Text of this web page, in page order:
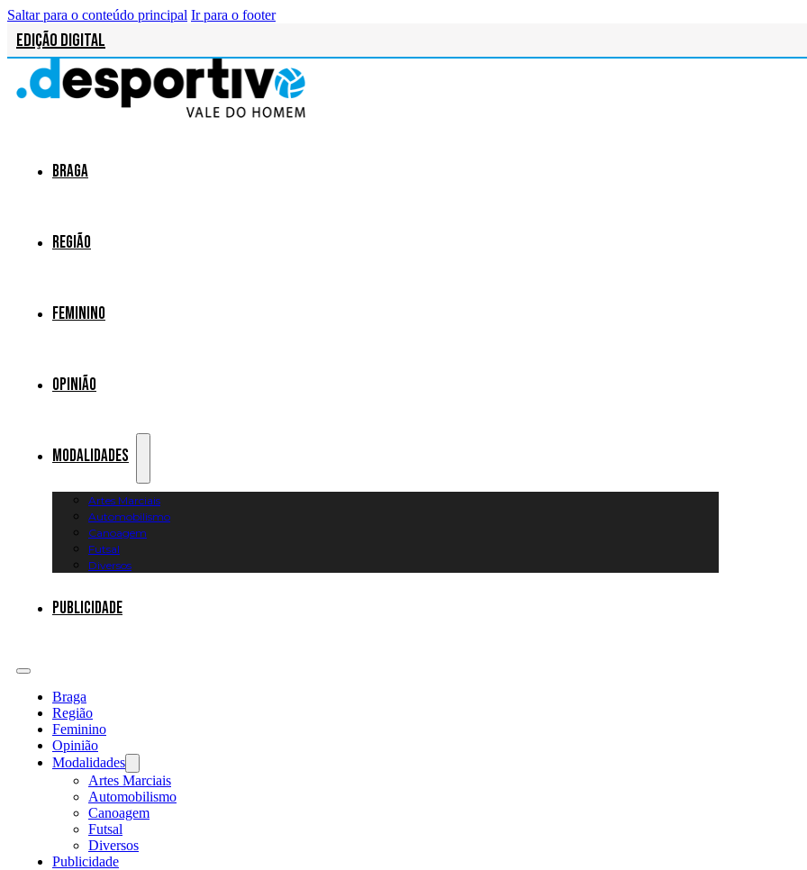
Saltar para o conteúdo principal Ir para o footer
Edição Digital
Braga
Região
Feminino
Opinião
Modalidades
Artes Marciais
Automobilismo
Canoagem
Futsal
Diversos
Publicidade
Braga
Região
Feminino
Opinião
Modalidades
Artes Marciais
Automobilismo
Canoagem
Futsal
Diversos
Publicidade